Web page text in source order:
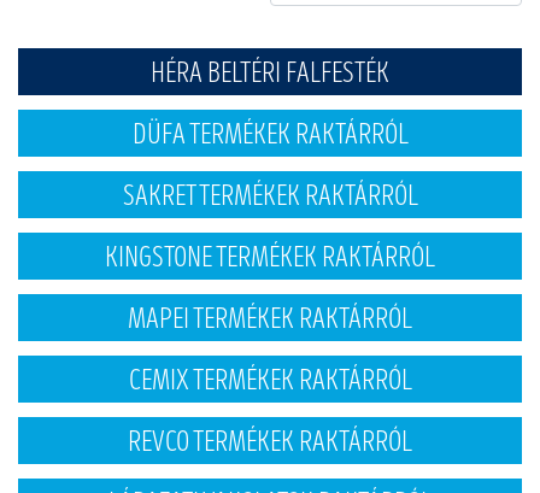
HÉRA BELTÉRI FALFESTÉK
DÜFA TERMÉKEK RAKTÁRRÓL
SAKRET TERMÉKEK RAKTÁRRÓL
KINGSTONE TERMÉKEK RAKTÁRRÓL
MAPEI TERMÉKEK RAKTÁRRÓL
CEMIX TERMÉKEK RAKTÁRRÓL
REVCO TERMÉKEK RAKTÁRRÓL